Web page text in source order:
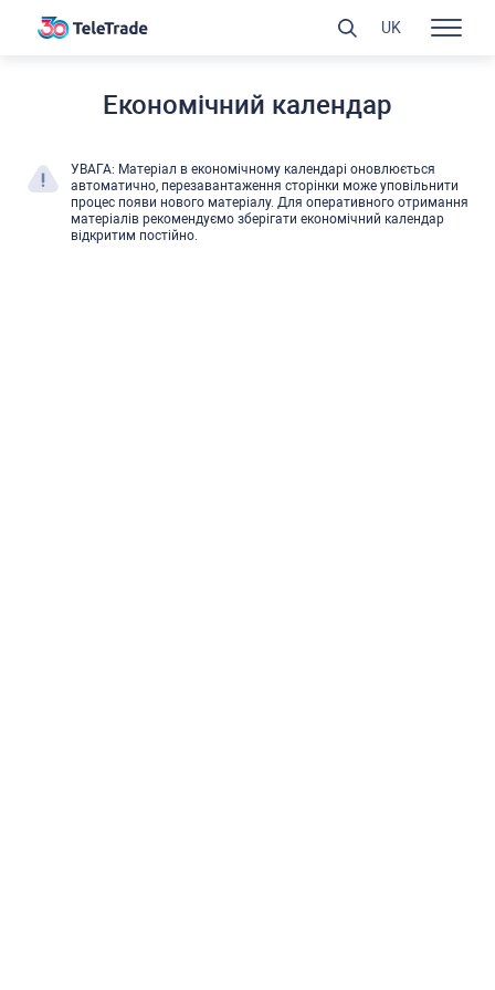
Економічний календар
УВАГА: Матеріал в економічному календарі оновлюєтьcя
автоматично, перезавантаження cторінки може уповільнити
процеc появи нового матеріалу. Для оперативного отримання
матеріалів рекомендуємо зберігати економічний календар
відкритим поcтійно.
UK